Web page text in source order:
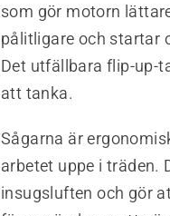
som gör motorn
pålitligare och startar
Det utfällbara flip-up-
att tanka.
Sågarna är
arbetet uppe i träden.
insugsluften och gör